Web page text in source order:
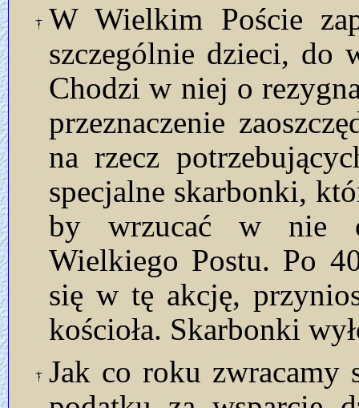
W Wielkim Poście
szczególnie dzieci, do
Chodzi w niej o
przeznaczenie
na rzecz
specjalne skarbonki,
by wrzucać w nie
Wielkiego Postu. Po
się w tę akcję,
kościoła. Skarbonki
Jak co roku zwracamy